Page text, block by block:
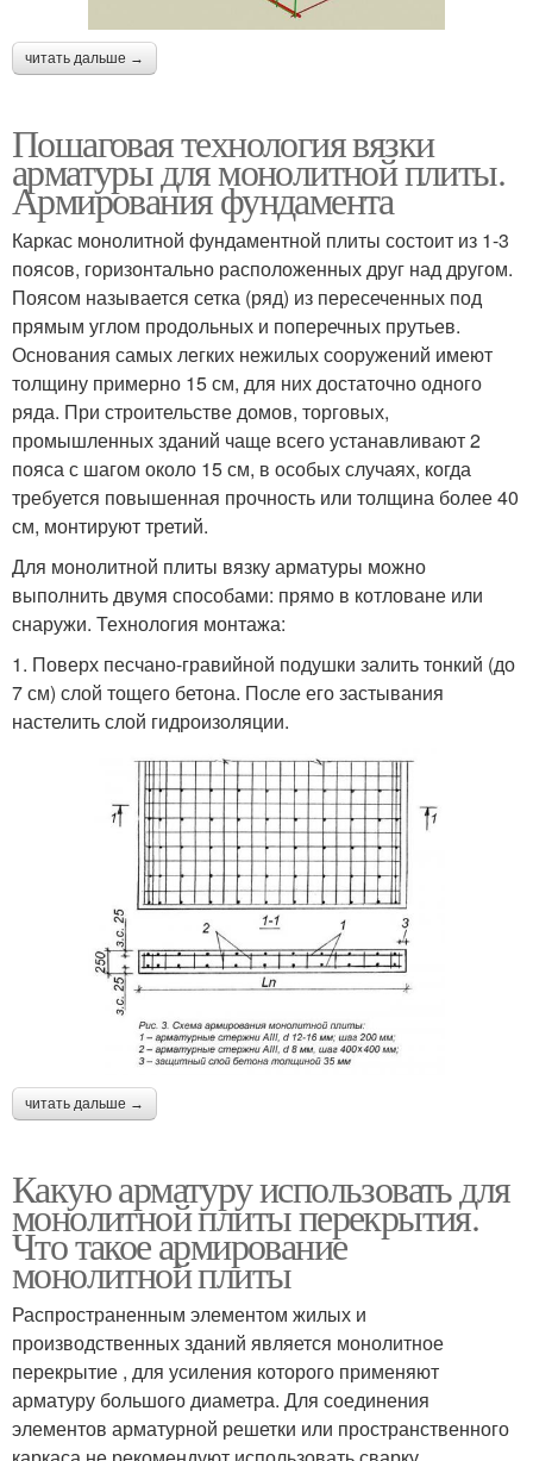
читать дальше →
Пошаговая технология вязки
арматуры для монолитной плиты.
Армирования фундамента
Каркас монолитной фундаментной плиты состоит из 1-3
поясов, горизонтально расположенных друг над другом.
Поясом называется сетка (ряд) из пересеченных под
прямым углом продольных и поперечных прутьев.
Основания самых легких нежилых сооружений имеют
толщину примерно 15 см, для них достаточно одного
ряда. При строительстве домов, торговых,
промышленных зданий чаще всего устанавливают 2
пояса с шагом около 15 см, в особых случаях, когда
требуется повышенная прочность или толщина более 40
см, монтируют третий.
Для монолитной плиты вязку арматуры можно
выполнить двумя способами: прямо в котловане или
снаружи. Технология монтажа:
1. Поверх песчано-гравийной подушки залить тонкий (до
7 см) слой тощего бетона. После его застывания
настелить слой гидроизоляции.
читать дальше →
Какую арматуру использовать для
монолитной плиты перекрытия.
Что такое армирование
монолитной плиты
Распространенным элементом жилых и
производственных зданий является монолитное
перекрытие , для усиления которого применяют
арматуру большого диаметра. Для соединения
элементов арматурной решетки или пространственного